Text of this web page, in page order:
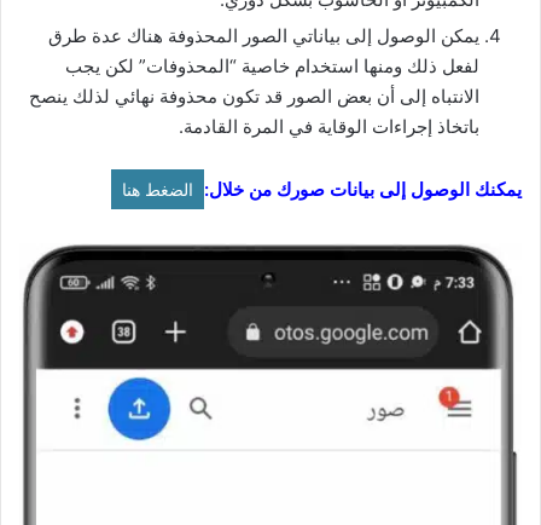
يمكن الوصول إلى بياناتي الصور المحذوفة هناك عدة طرق
لفعل ذلك ومنها استخدام خاصية “المحذوفات” لكن يجب
الانتباه إلى أن بعض الصور قد تكون محذوفة نهائي لذلك ينصح
باتخاذ إجراءات الوقاية في المرة القادمة.
يمكنك الوصول إلى بيانات صورك من خلال: الضغط هنا